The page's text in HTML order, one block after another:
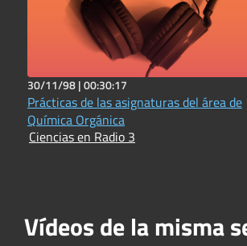
30/11/98 |00:30:17
Prácticas de las asignaturas del área de
Química Orgánica
Ciencias en Radio 3
Vídeos de la misma